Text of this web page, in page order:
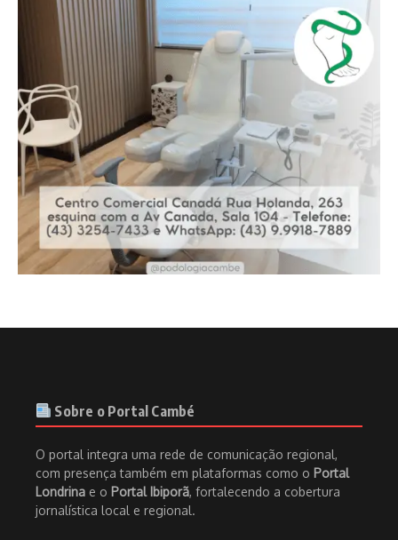
Sobre o Portal Cambé
O portal integra uma rede de comunicação regional,
com presença também em plataformas como o Portal
Londrina e o Portal Ibiporã, fortalecendo a cobertura
jornalística local e regional.